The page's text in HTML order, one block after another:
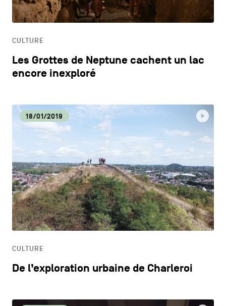
HORECA
CULTURE
Les Grottes de Neptune cachent un lac
encore inexploré
18/01/2019
CULTURE
De l’exploration urbaine de Charleroi